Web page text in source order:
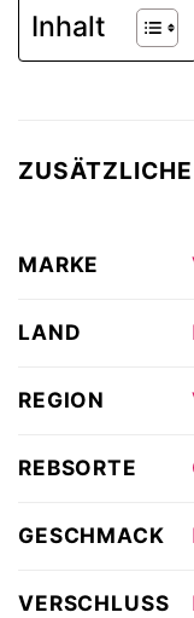
Inhalt
MARKE
LAND
REGION
REBSORTE
GESCHMACK
VERSCHLUSS